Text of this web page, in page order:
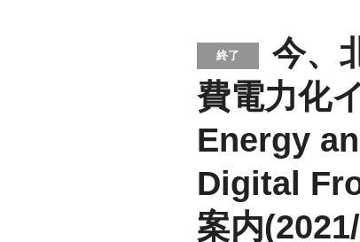
終了
今、
費電力化
Energy
Digital
案内